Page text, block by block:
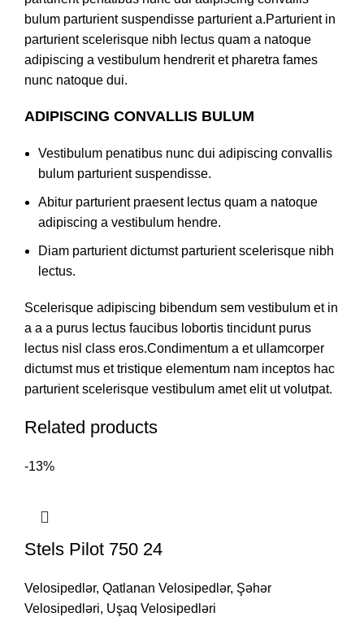
bulum parturient suspendisse parturient a.Parturient in
parturient scelerisque nibh lectus quam a natoque
adipiscing a vestibulum hendrerit et pharetra fames
nunc natoque dui.
ADIPISCING CONVALLIS BULUM
Vestibulum penatibus nunc dui adipiscing convallis
bulum parturient suspendisse.
Abitur parturient praesent lectus quam a natoque
adipiscing a vestibulum hendre.
Diam parturient dictumst parturient scelerisque nibh
lectus.
Scelerisque adipiscing bibendum sem vestibulum et in
a a a purus lectus faucibus lobortis tincidunt purus
lectus nisl class eros.Condimentum a et ullamcorper
dictumst mus et tristique elementum nam inceptos hac
parturient scelerisque vestibulum amet elit ut volutpat.
Related products
-13%
Stels Pilot 750 24
Velosipedlər, Qatlanan Velosipedlər, Şəhər
Velosipedləri, Uşaq Velosipedləri